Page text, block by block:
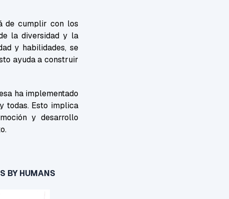
de cumplir con los
la diversidad y la
y habilidades, se
ayuda a construir
ha implementado
todas. Esto implica
y desarrollo
BY HUMANS